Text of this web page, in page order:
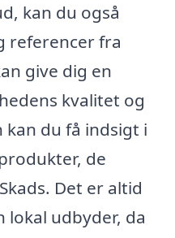
kan du også
referencer fra
give dig en
kvalitet og
kan du få indsigt i
de
Det er altid
lokal udbyder, da